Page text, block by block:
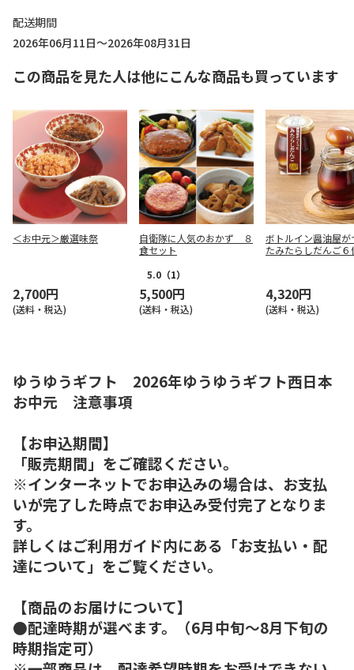
配送期間
2026年06月11日～2026年08月31日
この商品を見た人は他にこんな商品も買っています
＜お中元＞厳選味祭
2,700円
(送料・税込)
自衛隊に人気のおかず ８
食セット
5.0 （1）
5,500円
(送料・税込)
ボトルイン醤油屋が
たみたらしだんご６
4,320円
(送料・税込)
ゆうゆうギフト 2026年ゆうゆうギフト西日本
お中元 注意事項
【お申込期間】
「販売期間」をご確認ください。
※インターネットでお申込みの場合は、お支払
いが完了した時点でお申込み受付完了となりま
す。
詳しくはご利用ガイド内にある「お支払い・配
達について」をご覧ください。
【商品のお届けについて】
●配達時期が選べます。（6月中旬～8月下旬の
時期指定可）